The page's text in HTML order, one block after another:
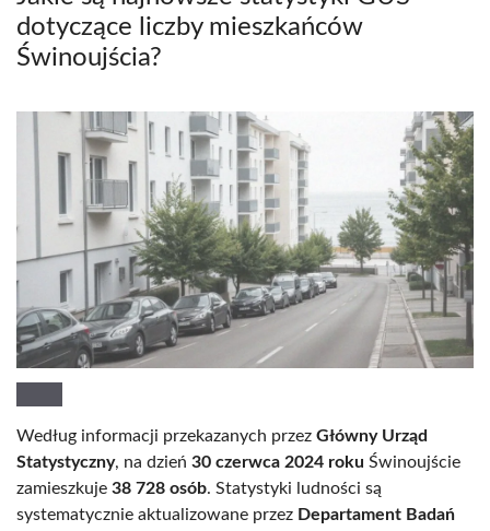
dotyczące liczby mieszkańców
Świnoujścia?
Według informacji przekazanych przez Główny Urząd
Statystyczny, na dzień 30 czerwca 2024 roku Świnoujście
zamieszkuje 38 728 osób. Statystyki ludności są
systematycznie aktualizowane przez Departament Badań